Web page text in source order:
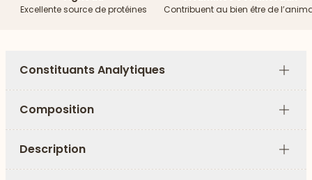
Excellente source de protéines Contribuent au bien être de
Constituants Analytiques
Plus
Composition
Plus
Description
Plus